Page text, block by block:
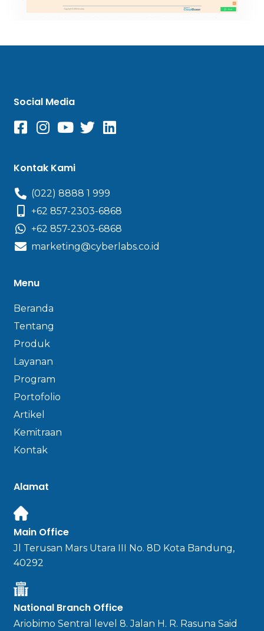
Social Media
Kontak Kami
(022) 8888 1 999
+62 857-2303-6868
+62 857-2303-6868
marketing@cyberlabs.co.id
Menu
Beranda
Tentang
Produk
Layanan
Program
Portofolio
Artikel
Kemitraan
Kontak
Alamat
Main Office
Jl Terusan Mars Utara III No. 8D Kota Bandung,
40292
National Branch Office
Ariobimo Sentral level 8. Jalan H. R. Rasuna Said